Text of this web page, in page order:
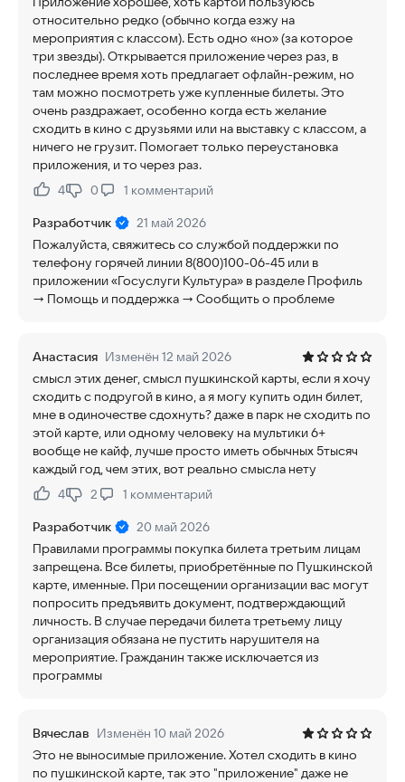
относительно редко (обычно когда езжу на
мероприятия с классом). Есть одно «но» (за которое
три звезды). Открывается приложение через раз, в
последнее время хоть предлагает офлайн-режим, но
там можно посмотреть уже купленные билеты. Это
очень раздражает, особенно когда есть желание
сходить в кино с друзьями или на выставку с классом, а
ничего не грузит. Помогает только переустановка
приложения, и то через раз.
Нравится:
4Не нравится:
0 1 комментарий
Разработчик
21 май 2026
Пожалуйста, свяжитесь со службой поддержки по
телефону горячей линии 8(800)100-06-45 или в
приложении «Госуслуги Культура» в разделе Профиль
→ Помощь и поддержка → Сообщить о проблеме
Анастасия Изменён 12 май 2026
смысл этих денег, смысл пушкинской карты, если я хочу
сходить с подругой в кино, а я могу купить один билет,
мне в одиночестве сдохнуть? даже в парк не сходить по
этой карте, или одному человеку на мультики 6+
вообще не кайф, лучше просто иметь обычных 5тысяч
каждый год, чем этих, вот реально смысла нету
Нравится:
4Не нравится:
2 1 комментарий
Разработчик
20 май 2026
Правилами программы покупка билета третьим лицам
запрещена. Все билеты, приобретённые по Пушкинской
карте, именные. При посещении организации вас могут
попросить предъявить документ, подтверждающий
личность. В случае передачи билета третьему лицу
организация обязана не пустить нарушителя на
мероприятие. Гражданин также исключается из
программы
Вячеслав Изменён 10 май 2026
Это не выносимые приложение. Хотел сходить в кино
по пушкинской карте, так это "приложение" даже не